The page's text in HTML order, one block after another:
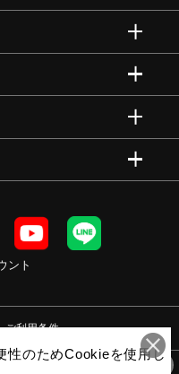
ント
ご利用条件
性のためCookieを使用し